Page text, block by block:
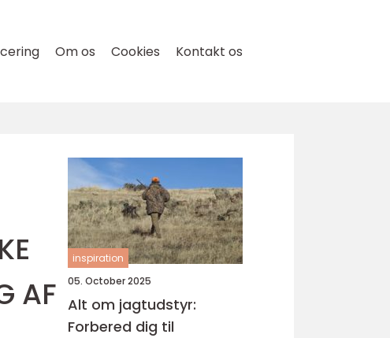
Om os Cookies Kontakt os
AF
inspiration
05. October 2025
Alt om jagtudstyr:
Forbered dig til